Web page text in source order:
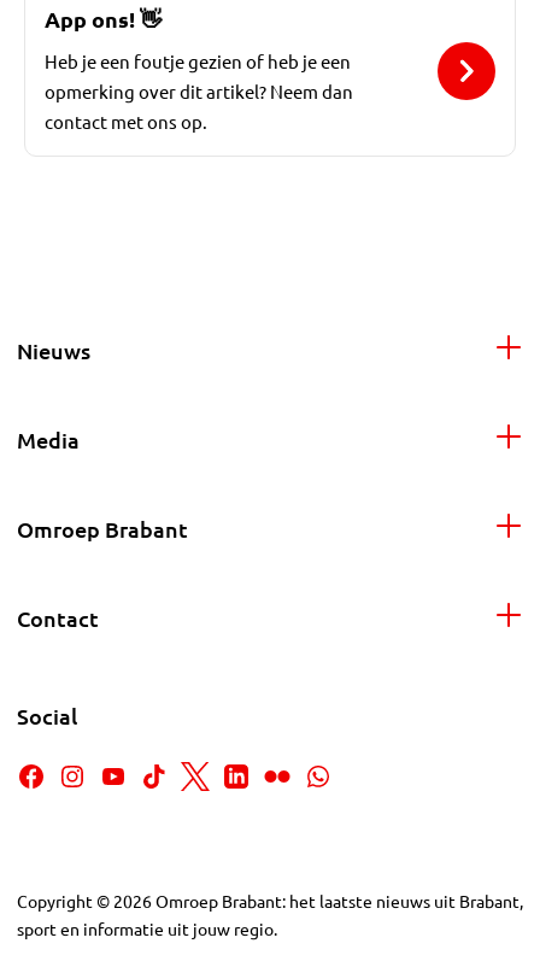
App ons!👋
Heb je een foutje gezien of heb je een
opmerking over dit artikel? Neem dan
contact met ons op.
Nieuws
Media
Omroep Brabant
Contact
Social
Copyright © 2026Omroep Brabant: het laatste nieuws uit Brabant,
sport en informatie uit jouw regio.